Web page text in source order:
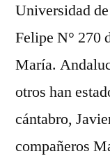
Universidad
Felipe N° 270
María.
otros han
cántabro,
compañeros